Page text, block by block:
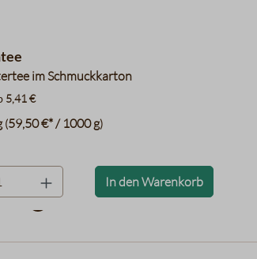
im Schmuckkarton
(59,50 €* / 1000 g)
5,41 €
In den Warenkorb